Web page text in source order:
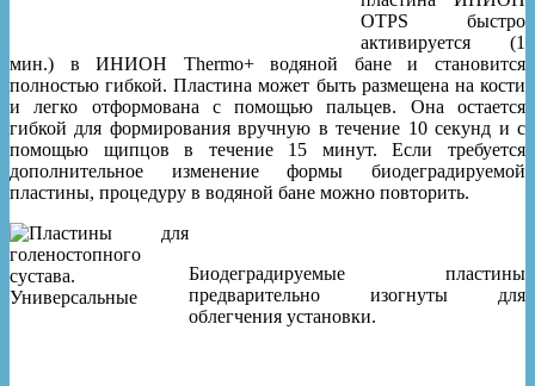
OTPS быстро
активируется (1
мин.) в ИНИОН Thermo+ водяной бане и становится
полностью гибкой. Пластина может быть размещена на кости
и легко отформована с помощью пальцев. Она остается
гибкой для формирования вручную в течение 10 секунд и с
помощью щипцов в течение 15 минут. Если требуется
дополнительное изменение формы биодеградируемой
пластины, процедуру в водяной бане можно повторить.
Биодеградируемые пластины
предварительно изогнуты для
облегчения установки.